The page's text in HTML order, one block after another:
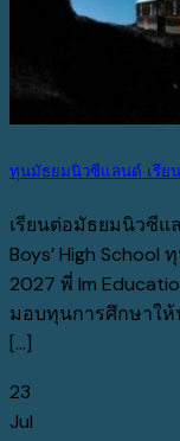
ทุนมัธยมนิวซีแลนด์ เรียน
เรียนต่อมัธยมนิวซีแ
Boys’ High
2027 พี่ Im
มอบทุนการศึกษาให้
[...]
23
Jul